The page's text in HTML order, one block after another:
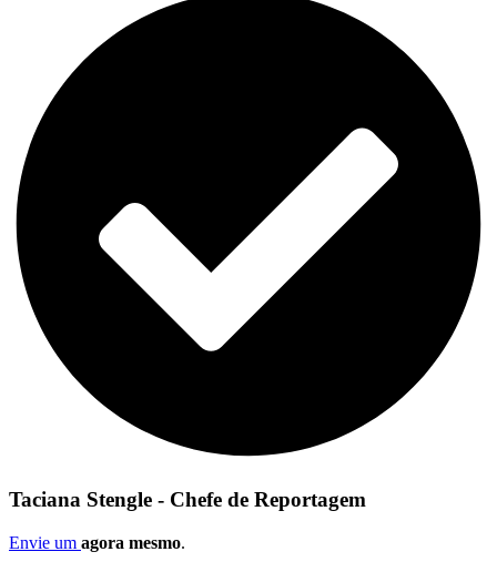
Taciana Stengle - Chefe de Reportagem
Envie um agora mesmo.